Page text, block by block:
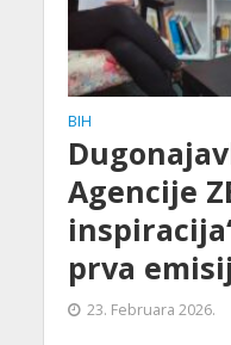
BIH
Agencije
prva
23. Februara 2026.